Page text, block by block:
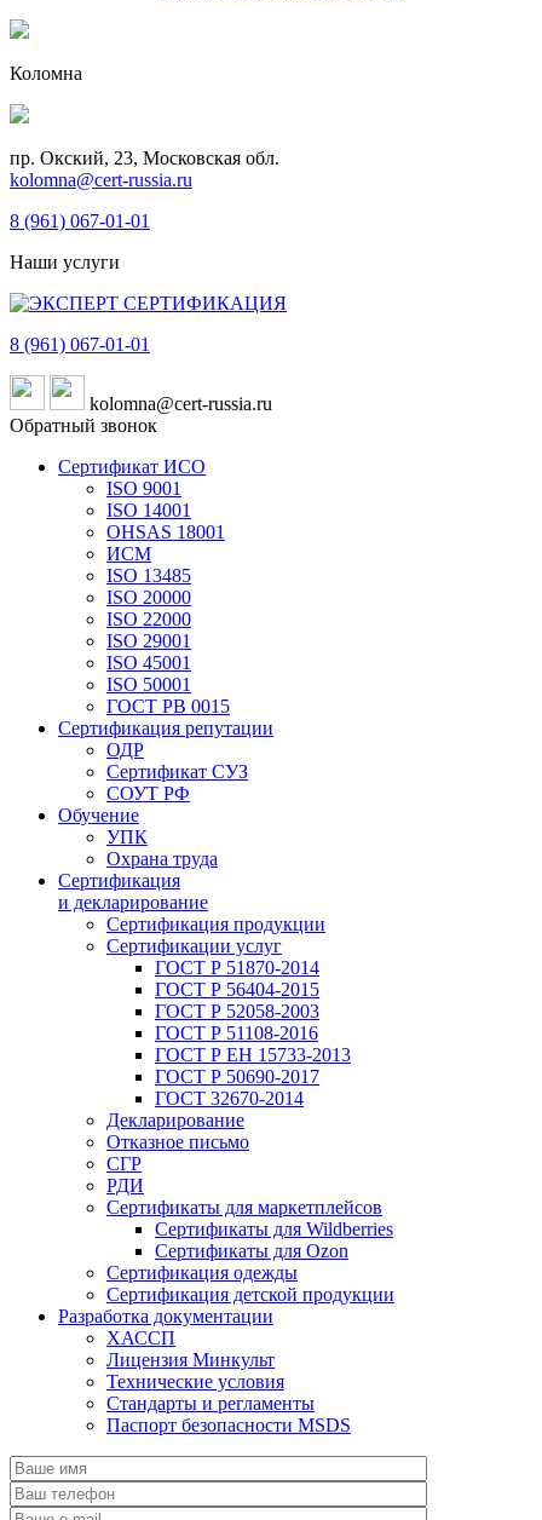
Коломна
пр. Окский, 23, Московская обл.
kolomna@cert-russia.ru
8 (961) 067-01-01
Наши услуги
8 (961) 067-01-01
kolomna@cert-russia.ru
Обратный звонок
Сертификат ИСО
ISO 9001
ISO 14001
OHSAS 18001
ИСМ
ISO 13485
ISO 20000
ISO 22000
ISO 29001
ISO 45001
ISO 50001
ГОСТ РВ 0015
Сертификация репутации
ОДР
Сертификат СУЗ
СОУТ РФ
Обучение
УПК
Охрана труда
Сертификация
и декларирование
Сертификация продукции
Сертификации услуг
ГОСТ Р 51870-2014
ГОСТ Р 56404-2015
ГОСТ Р 52058-2003
ГОСТ Р 51108-2016
ГОСТ Р ЕН 15733-2013
ГОСТ Р 50690-2017
ГОСТ 32670-2014
Декларирование
Отказное письмо
СГР
РДИ
Сертификаты для маркетплейсов
Сертификаты для Wildberries
Сертификаты для Ozon
Сертификация одежды
Сертификация детской продукции
Разработка документации
ХАССП
Лицензия Минкульт
Технические условия
Стандарты и регламенты
Паспорт безопасности MSDS